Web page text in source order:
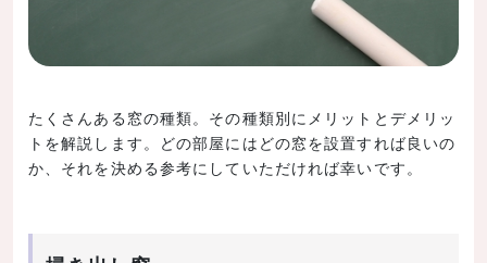
たくさんある窓の種類。その種類別にメリットとデメリッ
トを解説します。どの部屋にはどの窓を設置すれば良いの
か、それを決める参考にしていただければ幸いです。